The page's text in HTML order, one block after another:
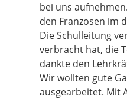
bei uns
den Franzosen im
Die Schulleitung
verbracht hat, die
dankte den
Wir wollten gute
ausgearbeitet. Mit